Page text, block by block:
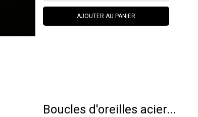
AJOUTER AU PANIER
Boucles d'oreilles acier...